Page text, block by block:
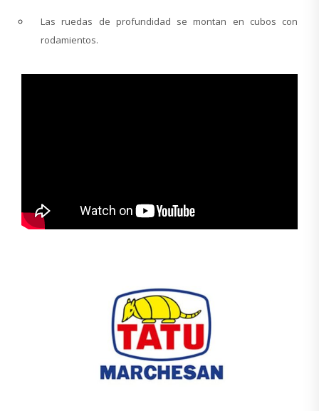
Las ruedas de profundidad se montan en cubos con
rodamientos.